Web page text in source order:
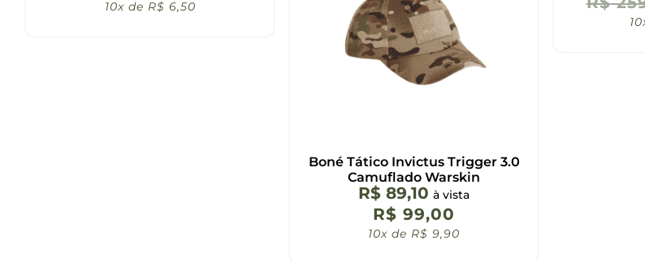
10x de R$ 6,50
Boné Tático Invictus Trigger 3.0
Camuflado Warskin
R$ 89,10 à vista
R$ 99,00
10x de R$ 9,90